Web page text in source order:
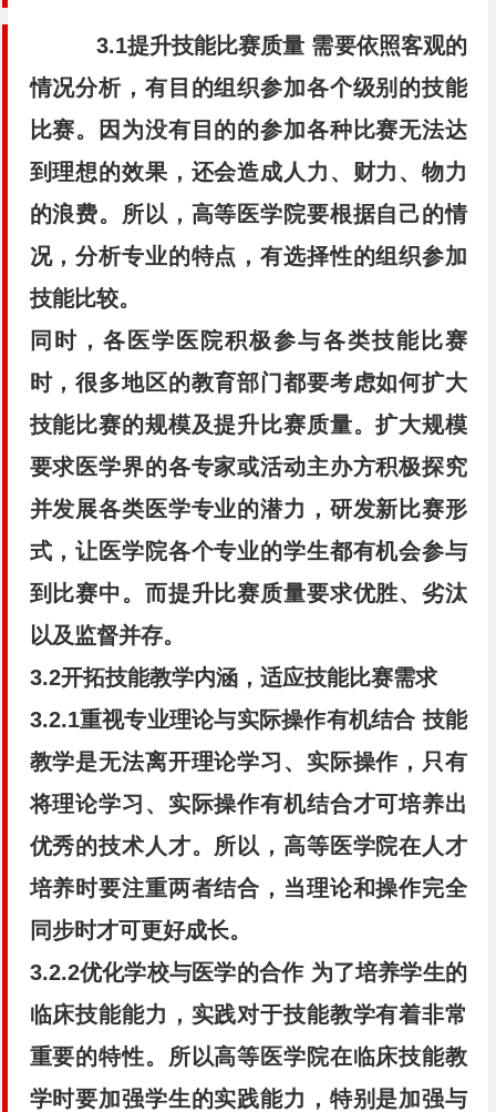
3.1提升技能比赛质量 需要依照客观的
情况分析，有目的组织参加各个级别的技能
比赛。因为没有目的的参加各种比赛无法达
到理想的效果，还会造成人力、财力、物力
的浪费。所以，高等医学院要根据自己的情
况，分析专业的特点，有选择性的组织参加
技能比较。
同时，各医学医院积极参与各类技能比赛
时，很多地区的教育部门都要考虑如何扩大
技能比赛的规模及提升比赛质量。扩大规模
要求医学界的各专家或活动主办方积极探究
并发展各类医学专业的潜力，研发新比赛形
式，让医学院各个专业的学生都有机会参与
到比赛中。而提升比赛质量要求优胜、劣汰
以及监督并存。
3.2开拓技能教学内涵，适应技能比赛需求
3.2.1重视专业理论与实际操作有机结合 技能
教学是无法离开理论学习、实际操作，只有
将理论学习、实际操作有机结合才可培养出
优秀的技术人才。所以，高等医学院在人才
培养时要注重两者结合，当理论和操作完全
同步时才可更好成长。
3.2.2优化学校与医学的合作 为了培养学生的
临床技能能力，实践对于技能教学有着非常
重要的特性。所以高等医学院在临床技能教
学时要加强学生的实践能力，特别是加强与